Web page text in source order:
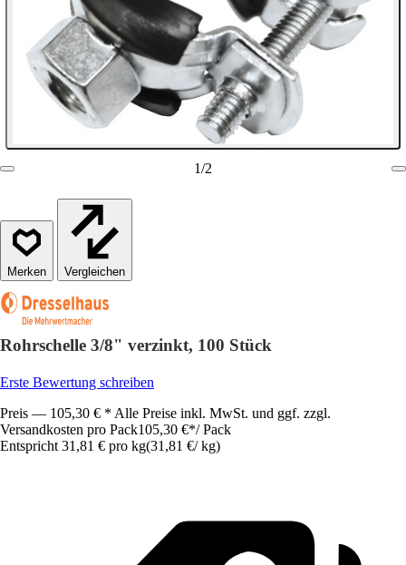
1/2
Vergleichen
Rohrschelle 3/8" verzinkt, 100 Stück
Erste Bewertung schreiben
Preis — 105,30 € * Alle Preise inkl. MwSt. und ggf. zzgl.
Versandkosten pro Pack105,30 €*/ Pack
Entspricht 31,81 € pro kg(31,81 €/ kg)